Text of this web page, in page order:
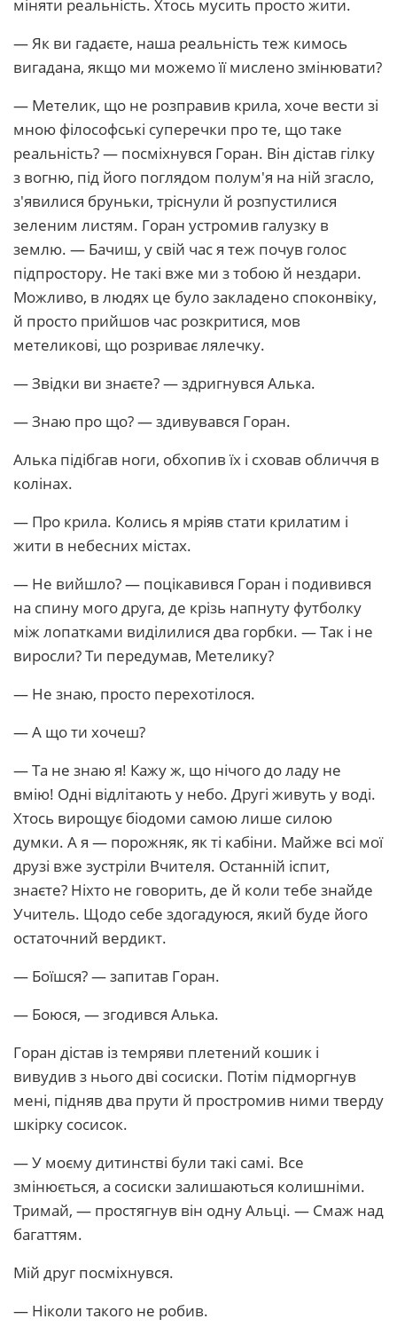
міняти реальність. Хтось мусить просто жити.
— Як ви гадаєте, наша реальність теж кимось
вигадана, якщо ми можемо її мислено змінювати?
— Метелик, що не розправив крила, хоче вести зі
мною філософські суперечки про те, що таке
реальність? — посміхнувся Горан. Він дістав гілку
з вогню, під його поглядом полум'я на ній згасло,
з'явилися бруньки, тріснули й розпустилися
зеленим листям. Горан устромив галузку в
землю. — Бачиш, у свій час я теж почув голос
підпростору. Не такі вже ми з тобою й нездари.
Можливо, в людях це було закладено споконвіку,
й просто прийшов час розкритися, мов
метеликові, що розриває лялечку.
— Звідки ви знаєте? — здригнувся Алька.
— Знаю про що? — здивувався Горан.
Алька підібгав ноги, обхопив їх і сховав обличчя в
колінах.
— Про крила. Колись я мріяв стати крилатим і
жити в небесних містах.
— Не вийшло? — поцікавився Горан і подивився
на спину мого друга, де крізь напнуту футболку
між лопатками виділилися два горбки. — Так і не
виросли? Ти передумав, Метелику?
— Не знаю, просто перехотілося.
— А що ти хочеш?
— Та не знаю я! Кажу ж, що нічого до ладу не
вмію! Одні відлітають у небо. Другі живуть у воді.
Хтось вирощує біодоми самою лише силою
думки. А я — порожняк, як ті кабіни. Майже всі мої
друзі вже зустріли Вчителя. Останній іспит,
знаєте? Ніхто не говорить, де й коли тебе знайде
Учитель. Щодо себе здогадуюся, який буде його
остаточний вердикт.
— Боїшся? — запитав Горан.
— Боюся, — згодився Алька.
Горан дістав із темряви плетений кошик і
вивудив з нього дві сосиски. Потім підморгнув
мені, підняв два прути й простромив ними тверду
шкірку сосисок.
— У моєму дитинстві були такі самі. Все
змінюється, а сосиски залишаються колишніми.
Тримай, — простягнув він одну Альці. — Смаж над
багаттям.
Мій друг посміхнувся.
— Ніколи такого не робив.